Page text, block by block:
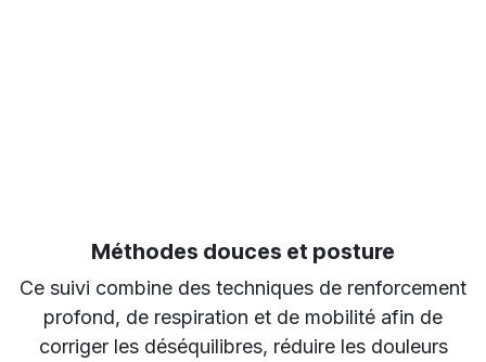
Méthodes douces et posture
Ce suivi combine des techniques de renforcement
profond, de respiration et de mobilité afin de
corriger les déséquilibres, réduire les douleurs